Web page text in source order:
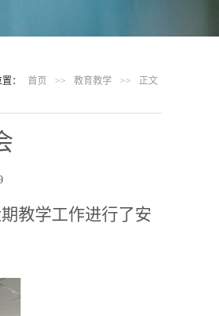
： 首页 >> 教育教学 >> 正文
教学工作进行了安